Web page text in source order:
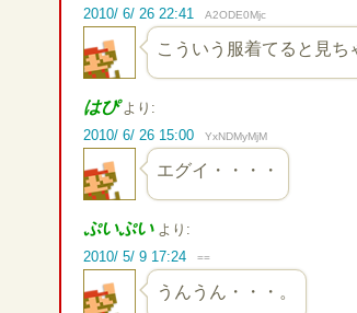
2010/ 6/ 26 22:41
A2ODE0Mjc
こういう服着てると見ち
はぴ より:
2010/ 6/ 26 15:00
YxNDMyMjM
エグイ・・・・
ぷいぷい より:
2010/ 5/ 9 17:24
==
うんうん・・・。